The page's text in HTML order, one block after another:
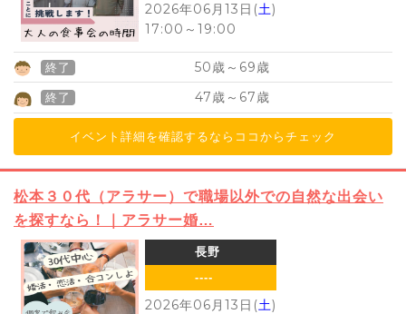
2026年06月13日(土)
17:00 ～ 19:00
終了 50歳～ 69歳
終了 47歳～ 67歳
イベント詳細を確認するならココからチェック
松本３０代（アラサー）で職場以外での自然な出会い
を探すなら！｜アラサー婚…
長野
----
2026年06月13日(土)